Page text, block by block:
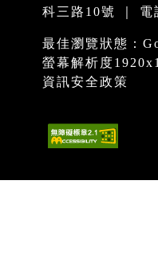
科三路10號 ｜ 電
最佳瀏覽狀態：
螢幕解析度
資訊安全政策